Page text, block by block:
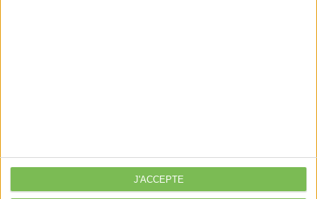
J'ACCEPTE
À la une
Violette la comptable